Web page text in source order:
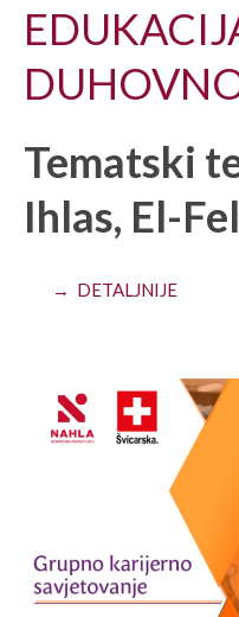
Tematski
Ihlas, El-
→ DETALJNIJE